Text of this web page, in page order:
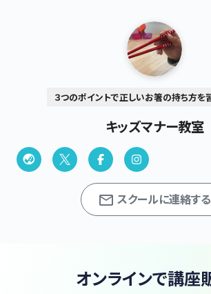
年齢に関係なく「正しい持ち方」を習得すること
ードルが高いと思われがちですが 「意味を知る」 「筋力をつけ
はじめてみませんか？ 「持てる目線」では伝わりません 「持て
ト３つ」をお伝えさせて頂きます。 ★ボールペンの持ち方レッス
なる「3つのポイント」 → ご自身の今の持ち方の修正点を見
直します ★正しいお箸の持ち方レッスン → 掴めるものを掴
める練習で、コツを掴みます もう今更いいよ･･･ コミュニケー
ションをとりながら 楽しく身に付けて頂いています。
一人の個性から、練習・習得方をお伝えしています。 「
３つのポイントで正しいお箸の持ち方を
キッズマナー教室
スクールに連絡する
オンラインで講座